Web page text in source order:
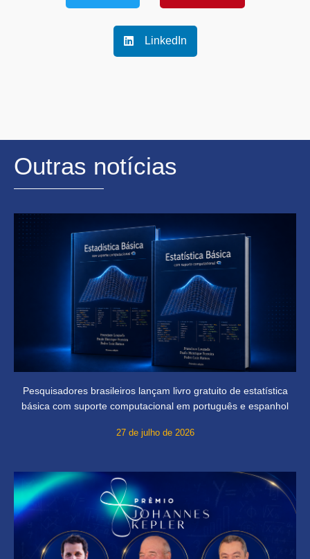
LinkedIn
Outras notícias
Pesquisadores brasileiros lançam livro gratuito de estatística
básica com suporte computacional em português e espanhol
27 de julho de 2026